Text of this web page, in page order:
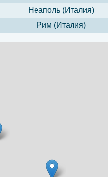
Неаполь (Италия)
Рим (Италия)